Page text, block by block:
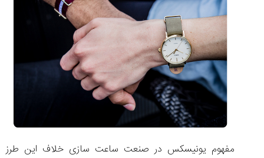
مفهوم یونیسکس در صنعت ساعت سازی خلاف این طرز
پشت‌صحنه
ساخت ساعت‌های
کاور؛ بازدید ایران
تایمر از کارخانه
Cover Watches
(Cornavin)؛
اختصاصی با مدیر
برند ساعت
سوئیسی در دفتر
مرکزی سوئیس
مراسم تقدیر از
فعالان منتخب
صنف ساعت